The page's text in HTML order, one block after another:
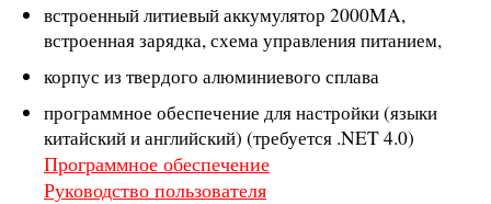
встроенный литиевый аккумулятор 2000MA,
встроенная зарядка, схема управления питанием,
корпус из твердого алюминиевого сплава
программное обеспечение для настройки (языки
китайский и английский) (требуется .NET 4.0)
Программное обеспечение
Руководство пользователя